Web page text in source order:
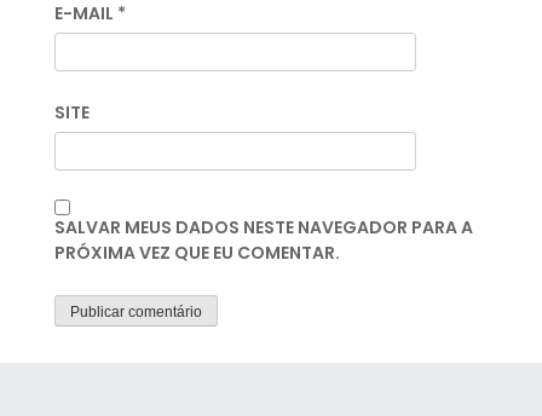
E-MAIL *
SITE
SALVAR MEUS DADOS NESTE NAVEGADOR PARA A
PRÓXIMA VEZ QUE EU COMENTAR.